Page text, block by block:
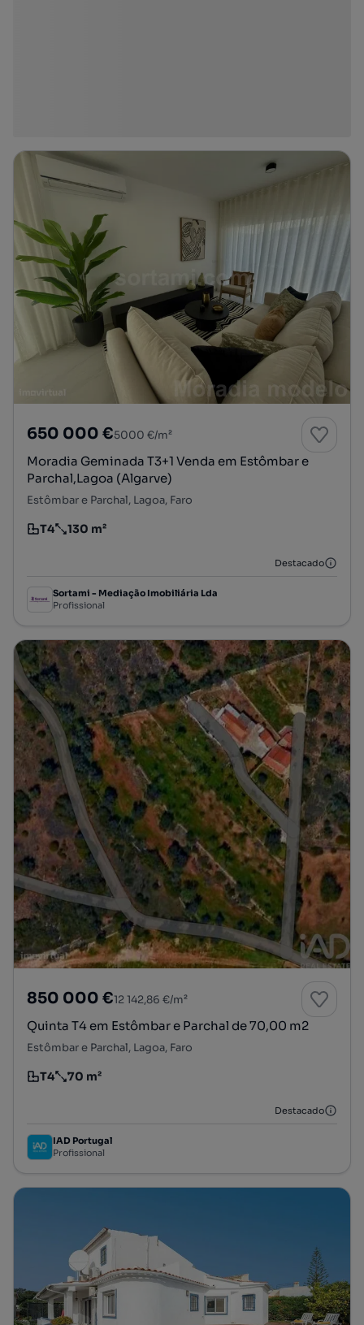
650 000 €5000 €/m²
Moradia Geminada T3+1 Venda em Estômbar e
Parchal,Lagoa (Algarve)
Estômbar e Parchal, Lagoa, Faro
Tipologia
T4
Preço por metro quadrado
130 m²
Destacado
Sortami - Mediação Imobiliária Lda
Profissional
850 000 €12 142,86 €/m²
Quinta T4 em Estômbar e Parchal de 70,00 m2
Estômbar e Parchal, Lagoa, Faro
Tipologia
T4
Preço por metro quadrado
70 m²
Destacado
IAD Portugal
Profissional